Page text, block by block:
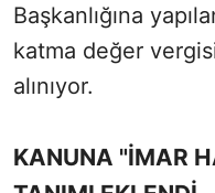
Başkanlığına
katma değer
alınıyor.
KANUNA "İMAR